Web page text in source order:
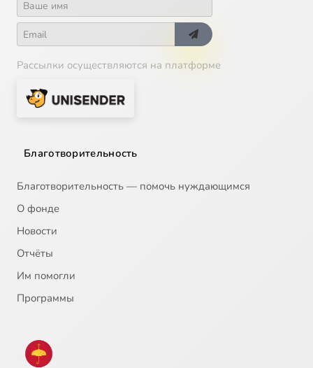
Рассылки осуществляются на платформе
Благотворительность
Благотворительность — помочь нуждающимся
О фонде
Новости
Отчёты
Им помогли
Программы